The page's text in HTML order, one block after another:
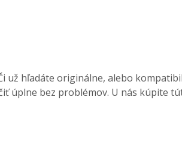
už hľadáte originálne, alebo
úplne bez problémov. U nás kúpite